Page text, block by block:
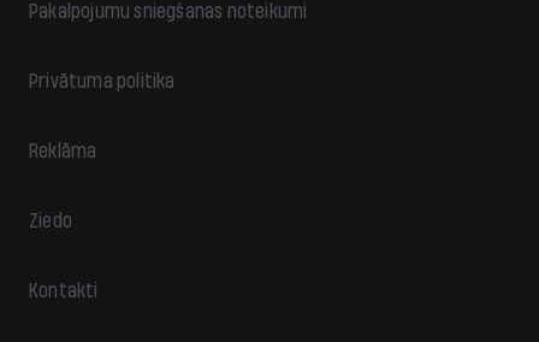
Pakalpojumu sniegšanas noteikumi
Privātuma politika
Reklāma
Ziedo
Kontakti